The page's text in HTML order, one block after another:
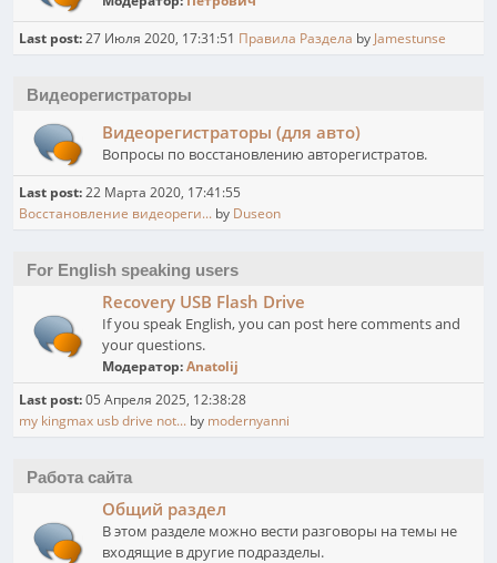
Last post:27 Июля 2020, 17:31:51 Правила Раздела by Jamestunse
Видеорегистраторы
Видеорегистраторы (для авто)
Вопросы по восстановлению авторегистратов.
Last post:22 Марта 2020, 17:41:55
Восстановление видеореги... by Duseon
For English speaking users
Recovery USB Flash Drive
If you speak English, you can post here comments and
your questions.
Модератор:Anatolij
Last post:05 Апреля 2025, 12:38:28
my kingmax usb drive not... by modernyanni
Работа сайта
Общий раздел
В этом разделе можно вести разговоры на темы не
входящие в другие подразделы.